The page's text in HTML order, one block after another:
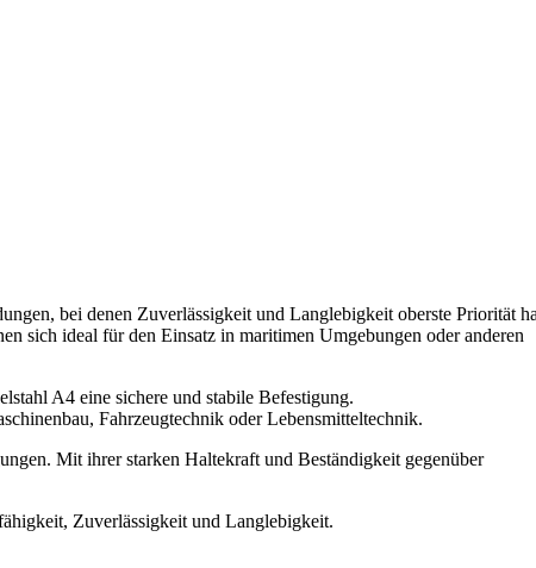
bei denen Zuverlässigkeit und Langlebigkeit oberste Priorität
sich ideal für den Einsatz in maritimen Umgebungen oder anderen
A4 eine sichere und stabile Befestigung.
Fahrzeugtechnik oder Lebensmitteltechnik.
Mit ihrer starken Haltekraft und Beständigkeit gegenüber
Zuverlässigkeit und Langlebigkeit.